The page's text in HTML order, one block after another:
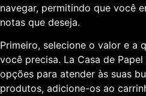
navegar, permitindo que você
notas que deseja.
Primeiro, selecione o valor e a
você precisa. La Casa de
opções para atender às suas
produtos, adicione-os ao